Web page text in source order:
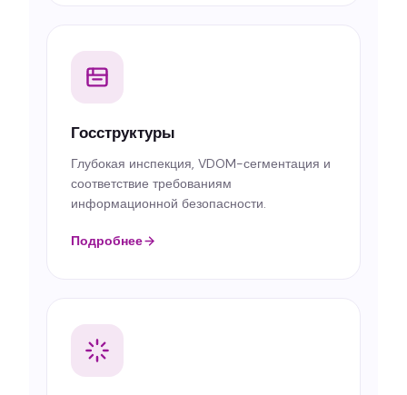
Госструктуры
Глубокая инспекция, VDOM-сегментация и
соответствие требованиям
информационной безопасности.
Подробнее